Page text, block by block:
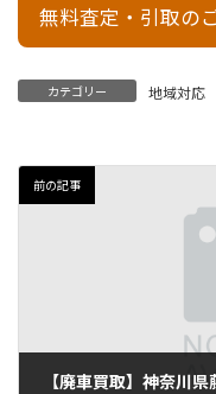
無料査定・引取の
カテゴリー 地域対応
前の記事